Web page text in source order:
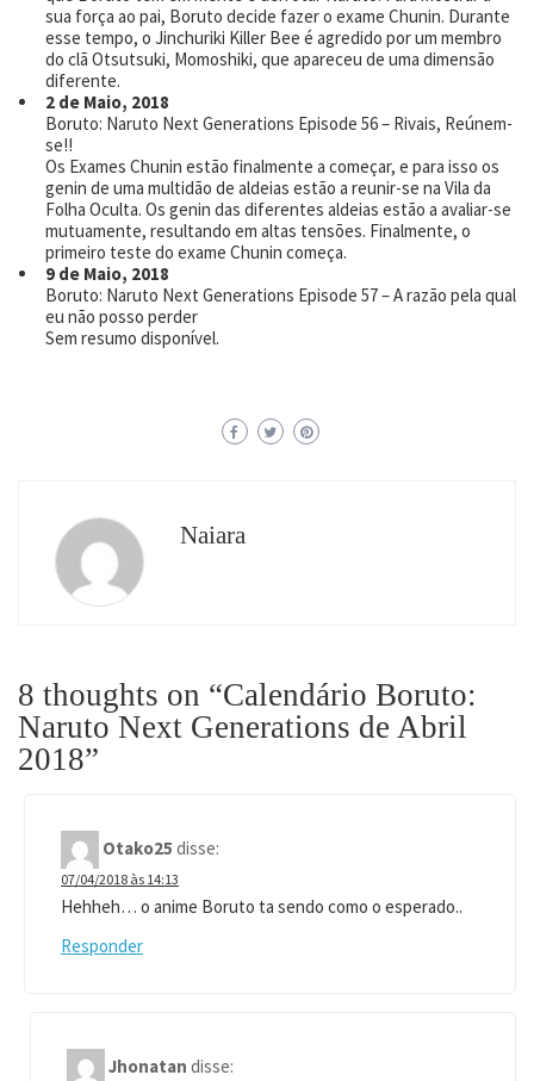
sua força ao pai, Boruto decide fazer o exame Chunin. Durante
esse tempo, o Jinchuriki Killer Bee é agredido por um membro
do clã Otsutsuki, Momoshiki, que apareceu de uma dimensão
diferente.
2 de Maio, 2018
Boruto: Naruto Next Generations Episode 56 – Rivais, Reúnem-
se!!
Os Exames Chunin estão finalmente a começar, e para isso os
genin de uma multidão de aldeias estão a reunir-se na Vila da
Folha Oculta. Os genin das diferentes aldeias estão a avaliar-se
mutuamente, resultando em altas tensões. Finalmente, o
primeiro teste do exame Chunin começa.
9 de Maio, 2018
Boruto: Naruto Next Generations Episode 57 – A razão pela qual
eu não posso perder
Sem resumo disponível.
Naiara
8 thoughts on “Calendário Boruto:
Naruto Next Generations de Abril
2018”
Otako25 disse:
07/04/2018 às 14:13
Hehheh… o anime Boruto ta sendo como o esperado..
Responder
Jhonatan disse: